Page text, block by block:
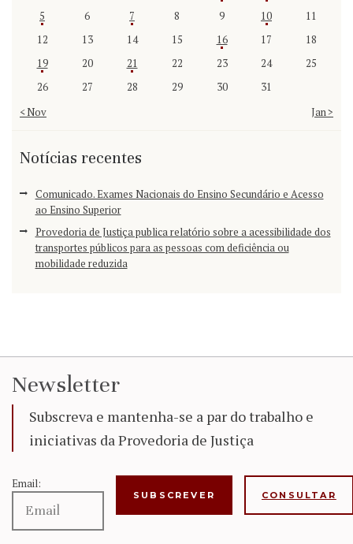
5
6 7 8 9 10
11
12
13 14 15 16 17
18
19
20 21 22 23 24
25
26
27 28 29 30
31
« Nov
Jan »
Notícias recentes
Comunicado. Exames Nacionais do Ensino Secundário e Acesso
ao Ensino Superior
Provedoria de Justiça publica relatório sobre a acessibilidade dos
transportes públicos para as pessoas com deficiência ou
mobilidade reduzida
Newsletter
Subscreva e mantenha-se a par do trabalho e
iniciativas da Provedoria de Justiça
Email:
CONSULTAR